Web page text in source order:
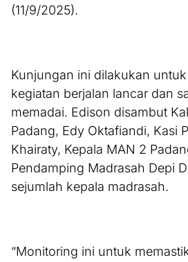
(11/9/2025).
Kunjungan ini dilakukan
kegiatan berjalan lancar dan
memadai. Edison disambut
Padang, Edy Oktafiandi, Kasi
Khairaty, Kepala MAN 2
Pendamping Madrasah Depi
sejumlah kepala madrasah.
“Monitoring ini untuk